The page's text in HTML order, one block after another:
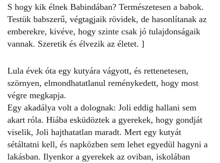
S hogy kik élnek Babindában? Természetesen a babok.
Testük babszerű, végtagjaik rövidek, de hasonlítanak az
emberekre, kivéve, hogy szinte csak jó tulajdonságaik
vannak. Szeretik és élvezik az életet. ]
Lula évek óta egy kutyára vágyott, és rettenetesen,
szörnyen, elmondhatatlanul reménykedett, hogy most
végre megkapja.
Egy akadálya volt a dolognak: Joli eddig hallani sem
akart róla. Hiába esküdöztek a gyerekek, hogy gondját
viselik, Joli hajthatatlan maradt. Mert egy kutyát
sétáltatni kell, és napközben sem lehet egyedül hagyni a
lakásban. Ilyenkor a gyerekek az oviban, iskolában